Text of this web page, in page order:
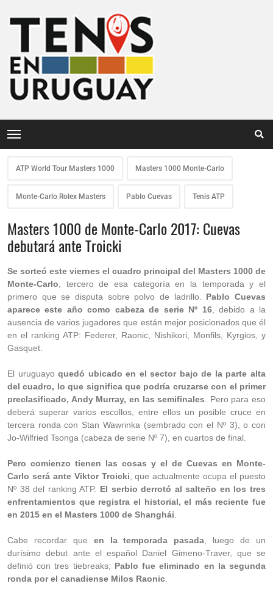
ATP World Tour Masters 1000 Masters 1000 Monte-Carlo
Monte-Carlo Rolex Masters Pablo Cuevas Tenis ATP
Masters 1000 de Monte-Carlo 2017: Cuevas
debutará ante Troicki
Se sorteó este viernes el cuadro principal del Masters 1000 de
Monte-Carlo , tercero de esa categoría en la temporada y el
primero que se disputa sobre polvo de ladrillo. Pablo Cuevas
aparece este año como cabeza de serie Nº 16, debido a la
ausencia de varios jugadores que están mejor posicionados que él
en el ranking ATP: Federer, Raonic, Nishikori, Monfils, Kyrgios, y
Gasquet.
El uruguayoquedó ubicado en el sector bajo de la parte alta
del cuadro, lo que significa que podría cruzarse con el primer
preclasificado, Andy Murray, en las semifinales . Pero para eso
deberá superar varios escollos, entre ellos un posible cruce en
tercera ronda con Stan Wawrinka (sembrado con el Nº 3), o con
Jo-Wilfried Tsonga (cabeza de serie Nº 7), en cuartos de final.
Pero comienzo tienen las cosas y el de Cuevas en Monte-
Carlo será ante Viktor Troicki , que actualmente ocupa el puesto
Nº 38 del ranking ATP. El serbio derrotó al salteño en los tres
enfrentamientos que registra el historial, el más reciente fue
en 2015 en el Masters 1000 de Shanghái
Cabe recordar que en la temporada pasada , luego de un
durísimo debut ante el español Daniel Gimeno-Traver, que se
definió con tres tiebreaks; Pablo fue eliminado en la segunda
ronda por el canadiense Milos Raonic